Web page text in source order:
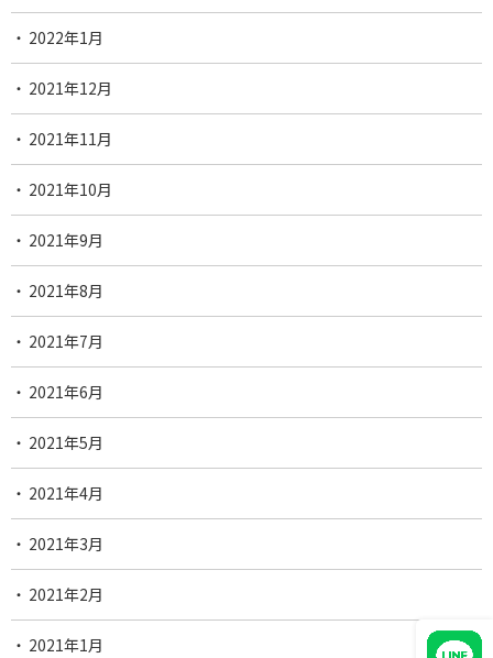
2022年1月
2021年12月
2021年11月
2021年10月
2021年9月
2021年8月
2021年7月
2021年6月
2021年5月
2021年4月
2021年3月
2021年2月
2021年1月